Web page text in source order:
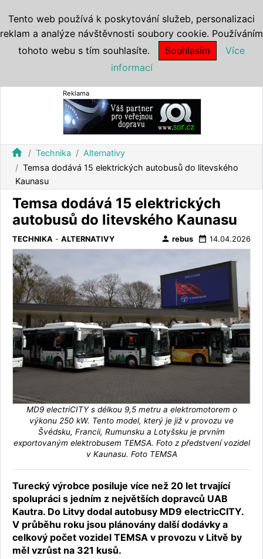
Reklama
home Technika
Alternativy
Temsa dodává 15 elektrických autobusů do litevského
Kaunasu
Temsa dodává 15 elektrických
autobusů do litevského Kaunasu
TECHNIKA - ALTERNATIVY person rebus date_range 14.04.2026
MD9 electriCITY s délkou 9,5 metru a elektromotorem o
výkonu 250 kW. Tento model, který je již v provozu ve
Švédsku, Francii, Rumunsku a Lotyšsku je prvním
exportovaným elektrobusem TEMSA. Foto z předstvení vozidel
v Kaunasu. Foto TEMSA
Turecký výrobce posiluje více než 20 let trvající
spolupráci s jedním z největších dopravců UAB
Kautra. Do Litvy dodal autobusy MD9 electricCITY.
V průběhu roku jsou plánovány další dodávky a
celkový počet vozidel TEMSA v provozu v Litvě by
měl vzrůst na 321 kusů.
Tento web používá k poskytování služeb, personalizaci
reklam a analýze návštěvnosti soubory cookie. Používáním
tohoto webu s tím souhlasíte.
Souhlasím
Více
informací